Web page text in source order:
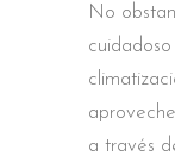
No
a través